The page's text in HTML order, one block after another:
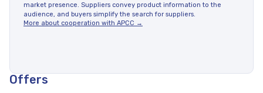
Балансировочные и регулирующие клапаны
Кран шаровый
market presence. Suppliers convey product information to the
audience, and buyers simplify the search for suppliers.
More about cooperation with APCC →
Offers